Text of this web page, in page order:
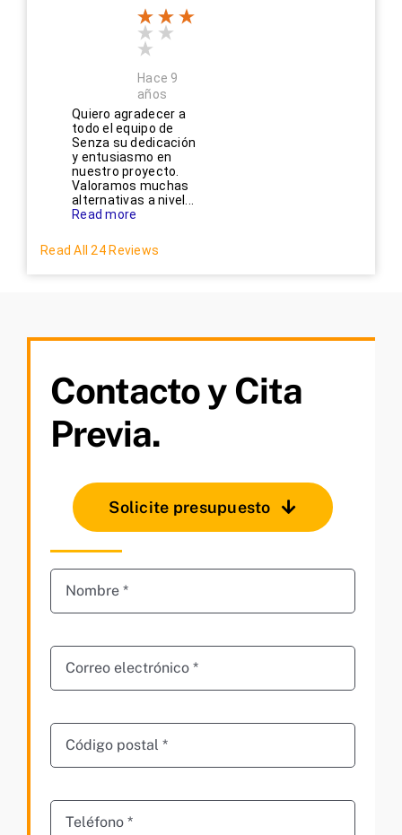
Hace 9
años
Quiero agradecer a
todo el equipo de
Senza su dedicación
y entusiasmo en
nuestro proyecto.
Valoramos muchas
alternativas a nivel...
Read more
Read All 24 Reviews
Contacto y Cita
Previa.
Solicite presupuesto